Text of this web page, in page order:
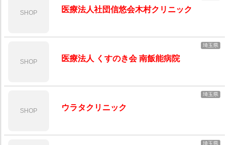
SHOP 医療法人社団信悠会木村クリニック
SHOP
埼玉県
医療法人 くすのき会 南飯能病院
SHOP
埼玉県
ウラタクリニック
埼玉県